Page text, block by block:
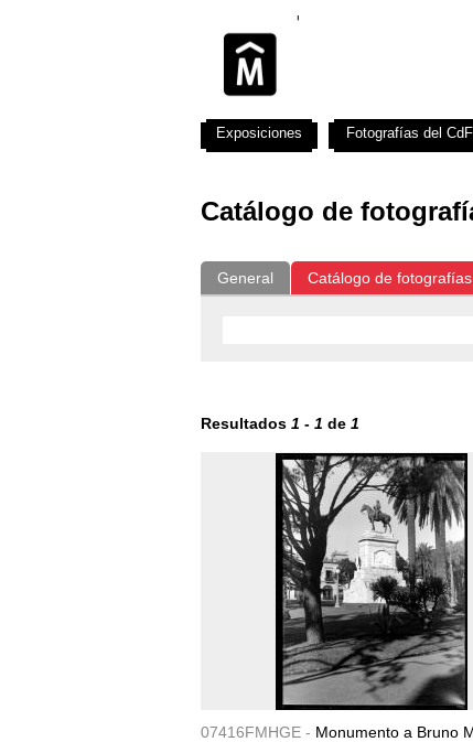
Catálogo de
General Catálogo de fotografías
Resultados 1 - 1 de 1
07416FMHGE - Monumento a Bruno
Exposiciones Fotografías del CdF